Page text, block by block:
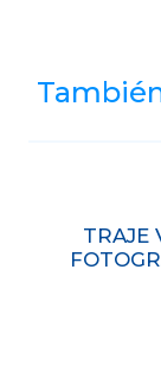
TRAJE